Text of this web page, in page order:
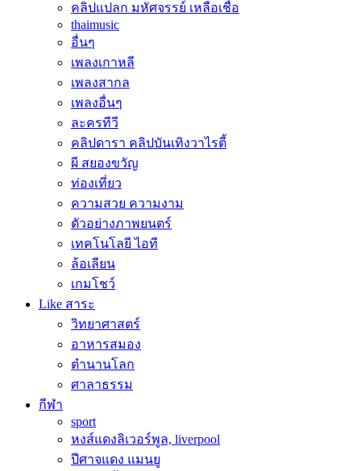
คลิปแปลก มหัศจรรย์ เหลือเชื่อ
thaimusic
อื่นๆ
เพลงเกาหลี
เพลงสากล
เพลงอื่นๆ
ละครทีวี
คลิปดารา คลิปบันเทิงวาไรตี้
ผี สยองขวัญ
ท่องเที่ยว
ความสวย ความงาม
ตัวอย่างภาพยนตร์
เทคโนโลยี ไอที
ล้อเลียน
เกมโชว์
Like สาระ
วิทยาศาสตร์
อาหารสมอง
ตำนานโลก
ศาลาธรรม
กีฬา
sport
หงส์แดงลิเวอร์พูล, liverpool
ปีศาจแดง แมนยู